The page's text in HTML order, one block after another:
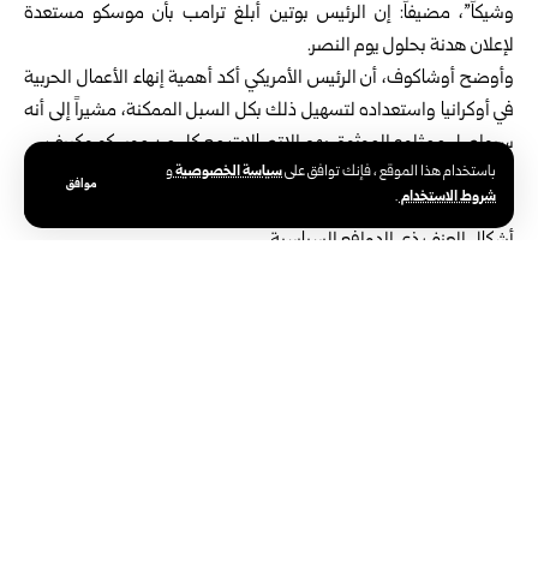
باستخدام هذا الموقع ، فإنك توافق علىسياسة الخصوصيةو
شروط الاستخدام.
موافق
وشيكاً”، مضيفاً: إن الرئيس بوتين أبلغ ترامب بأن موسكو مستعدة
لإعلان هدنة بحلول يوم النصر.
وأوضح أوشاكوف، أن الرئيس الأمريكي أكد أهمية إنهاء الأعمال الحربية
في أوكرانيا واستعداده لتسهيل ذلك بكل السبل الممكنة، مشيراً إلى أنه
سيواصل ممثلوه الموثوق بهم الاتصالات مع كل من موسكو وكييف.
وأشار مساعد الرئيس الروسي، إلى أن بوتين أدان بشدة محاولة الاغتيال
التي تعرض لها الرئيس الأمريكي مؤخراً، مؤكداً عدم قبول أي شكل من
أشكال العنف ذي الدوافع السياسية.